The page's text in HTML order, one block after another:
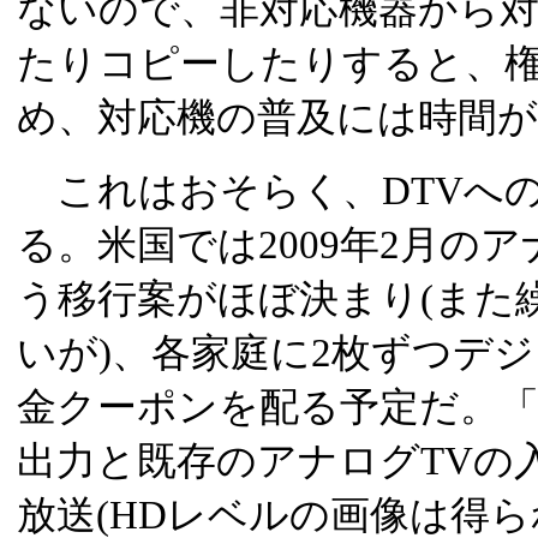
ないので、非対応機器から
たりコピーしたりすると、
め、対応機の普及には時間
これはおそらく、DTVへ
る。米国では2009年2月の
う移行案がほぼ決まり(ま
いが)、各家庭に2枚ずつデ
金クーポンを配る予定だ。
出力と既存のアナログTVの
放送(HDレベルの画像は得